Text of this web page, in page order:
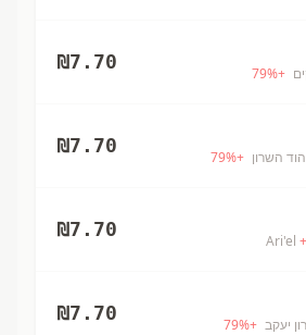
+
79%
₪7.70
הוד השרון +
79%
₪7.70
+
₪7.70
יעקב +
79%
₪7.70